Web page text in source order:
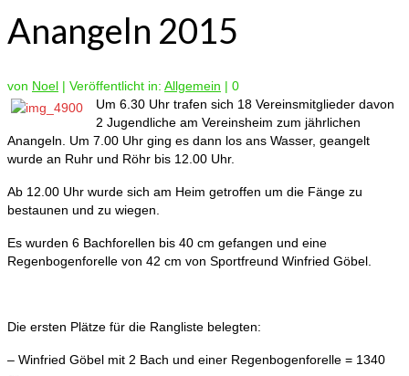
Anangeln 2015
von Noel | Veröffentlicht in: Allgemein | 0
Um 6.30 Uhr trafen sich 18 Vereinsmitglieder davon
2 Jugendliche am Vereinsheim zum jährlichen
Anangeln. Um 7.00 Uhr ging es dann los ans Wasser, geangelt
wurde an Ruhr und Röhr bis 12.00 Uhr.
Ab 12.00 Uhr wurde sich am Heim getroffen um die Fänge zu
bestaunen und zu wiegen.
Es wurden 6 Bachforellen bis 40 cm gefangen und eine
Regenbogenforelle von 42 cm von Sportfreund Winfried Göbel.
Die ersten Plätze für die Rangliste belegten:
– Winfried Göbel mit 2 Bach und einer Regenbogenforelle = 1340